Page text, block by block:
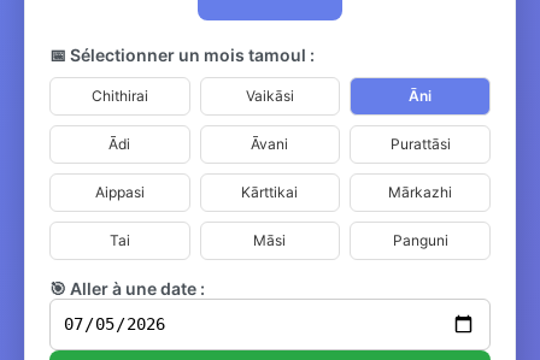
📅 Sélectionner un mois tamoul :
Chithirai Vaikāsi Āni
Ādi Āvani Purattāsi
Aippasi Kārttikai Mārkazhi
Tai Māsi Panguni
🎯 Aller à une date :